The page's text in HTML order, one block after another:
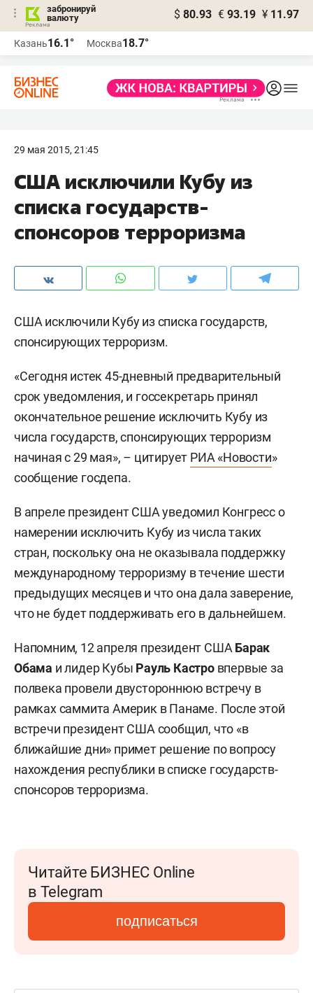
забронируй
валюту
$ 80.93 € 93.19 ¥ 11.97
Казань16.1° Москва18.7°
29 мая 2015, 21:45
США исключили Кубу из
списка государств-
спонсоров терроризма
США исключили Кубу из списка государств,
спонсирующих терроризм.
«Сегодня истек 45-дневный предварительный
срок уведомления, и госсекретарь принял
окончательное решение исключить Кубу из
числа государств, спонсирующих терроризм
начиная с 29 мая», – цитирует РИА «Новости»
сообщение госдепа.
В апреле президент США уведомил Конгресс о
намерении исключить Кубу из числа таких
стран, поскольку она не оказывала поддержку
международному терроризму в течение шести
предыдущих месяцев и что она дала заверение,
что не будет поддерживать его в дальнейшем.
Напомним, 12 апреля президент США Барак
Обама и лидер Кубы Рауль Кастровпервые за
полвека провели двустороннюю встречу в
рамках саммита Америк в Панаме. После этой
встречи президент США сообщил, что «в
ближайшие дни» примет решение по вопросу
нахождения республики в списке государств-
спонсоров терроризма.
Читайте БИЗНЕС Online
в Telegram
подписаться